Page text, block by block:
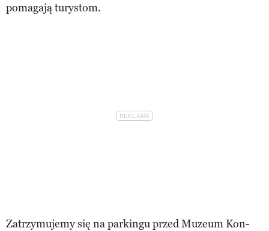
pomagają turystom.
Zatrzymujemy się na parkingu przed Muzeum Kon-